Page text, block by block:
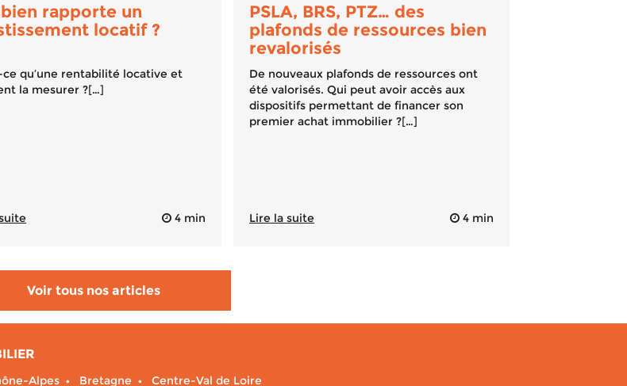
rapporte un
locatif ?
ce qu’une rentabilité locative et
la mesurer ?[…]
4 min
PSLA, BRS, PTZ… des
plafonds de ressources bien
revalorisés
De nouveaux plafonds de ressources ont
été valorisés. Qui peut avoir accès aux
dispositifs permettant de financer son
premier achat immobilier ?[…]
Lire la suite 4 min
Voir tous nos articles
Alpes Bretagne Centre-Val de Loire